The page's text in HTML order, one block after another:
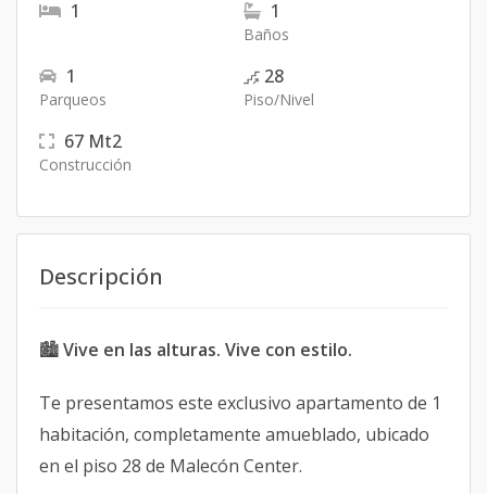
1 1
Baños
1
Parqueos
28
Piso/Nivel
67 Mt2
Construcción
Descripción
🏙️Vive en las alturas. Vive con estilo.
Te presentamos este exclusivo apartamento de 1
habitación, completamente amueblado, ubicado
en el piso 28 de Malecón Center.